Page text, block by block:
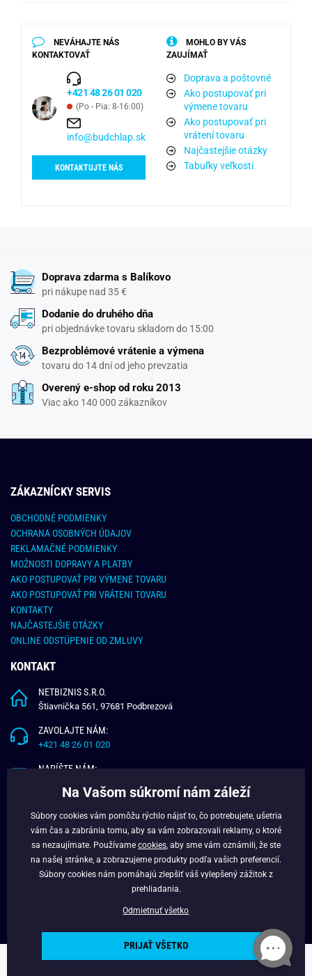
NEVÁHAJTE NÁS
KONTAKTOVAŤ
+421 48 26 01 020
(Po - Pia: 8-16:00)
info@budchlap.sk
KONTAKTUJTE NÁS
MOHLO BY VÁS
ZAUJÍMAŤ
Doprava a poštovné
Ako postupovať pri
výmene tovaru
Ako postupovať pri
vrátení tovaru
Najčastejšie otázky
Tabuľky veľkostí
Doprava zdarma s Balíkovo
pri nákupe nad 35 €
Dodanie do druhého dňa
pri objednávke tovaru skladom do 15:00
Bezproblémové vrátenie a výmena
tovaru do 14 dní od jeho prevzatia
Overený e-shop od roku 2013
Viac ako 140 000 zákazníkov
ZÁKAZNÍCKY SERVIS
OBCHODNÉ PODMIENKY
OCHRANA OSOBNÝCH ÚDAJOV
REKLAMAČNÉ PODMIENKY
MOŽNOSTI DOPRAVY A PLATBY
AKO POSTUPOVAŤ PRI VÝMENE TOVARU
AKO POSTUPOVAŤ PRI VRÁTENI TOVARU
KONTAKTY
NAJČASTEJŠIE OTÁZKY
ONLINE ODSTÚPENIE OD ZMLUVY
KONTAKT
NETBIZNIS S.R.O.
Štiavnička 561, 97681 Podbrezová
ZAVOLAJTE NÁM:
+421 48 26 01 020
NAPÍŠTE NÁM:
O NÁS
VERNOSTNÝ PROGRAM
BLOG
Copyright © 2025 - Budchlap.sk Všetky práva vyhradené. webdesign ©
Na Vašom súkromí nám záleží
Súbory cookies vám pomôžu rýchlo nájsť to, čo potrebujete, ušetria
vám čas a zabránia tomu, aby sa vám zobrazovali reklamy, o ktoré
sa nezaujímate. Používame cookies , aby sme vám oznámili, že ste
na našej stránke, a zobrazujeme produkty podľa vašich preferencií.
Súbory cookies nám pomáhajú zlepšiť váš vylepšený zážitok z
prehliadania.
Odmietnuť všetko
PRIJAŤ VŠETKO